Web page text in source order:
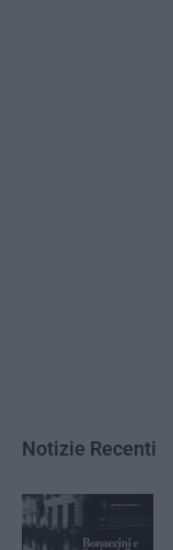
Notizie Recenti